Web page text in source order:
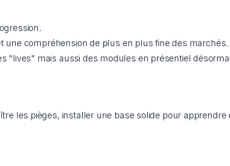
compréhension de plus en plus fine des marchés.
"lives" mais aussi des modules en présentiel
les pièges, installer une base solide pour apprendre